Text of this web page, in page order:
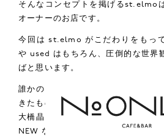
そんなコンセプトを掲げるst.elmo
オーナーのお店です。
今回は st.elmo がこだわりをもっ
や used はもちろん、圧倒的な世界
ばと思います。
誰かのフォローをして装いを選ぶの
きたものを選び、着こなす。
大橋晶
@boku_akira の視点によっ
NEW なブランドの展示販売「